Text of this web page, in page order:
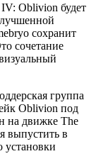
Oblivion будет
сохранит
сочетание
группа
Oblivion под
на движке The
выпустить в
установки